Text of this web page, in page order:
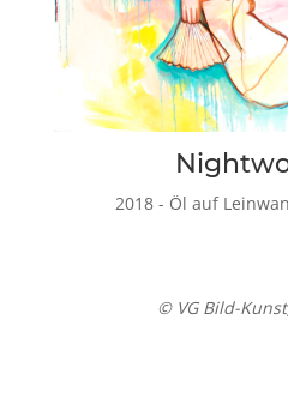
2018 - Öl auf
© VG Bild-